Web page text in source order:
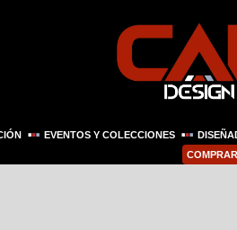
EVENTOS Y COLECCIONES